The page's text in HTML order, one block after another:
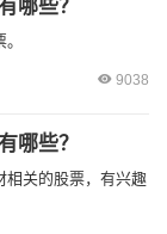
哪些？
9038
哪些？
相关的股票，有兴趣